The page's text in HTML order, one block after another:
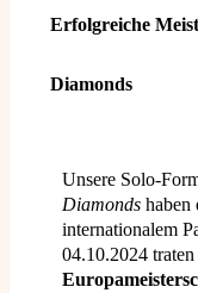
Erfolgreiche
Diamonds
Unsere Solo-
Diamonds haben
internationalem
04.10.2024 traten